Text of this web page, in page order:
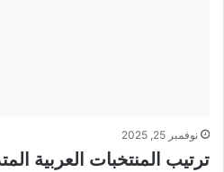
نوفمبر 25, 2025
ترتيب المنتخبات العربية